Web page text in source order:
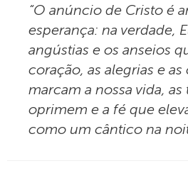
“O anúncio de Cristo é
esperança: na verdade,
angústias e os anseios
coração, as alegrias e
marcam a nossa vida,
oprimem e a fé que
como um cântico na